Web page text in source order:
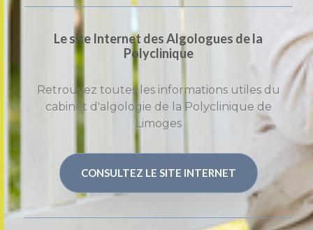
Le site Internet des Algologues de la
Polyclinique
Retrouvez toutes les informations utiles du
cabinet d'algologie de la Polyclinique de
Limoges
CONSULTEZ LE SITE INTERNET